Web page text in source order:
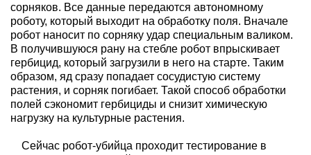
сорняков. Все данные передаются автономному
роботу, который выходит на обработку поля. Вначале
робот наносит по сорняку удар специальным валиком.
В получившуюся рану на стебле робот впрыскивает
гербицид, который загрузили в него на старте. Таким
образом, яд сразу попадает сосудистую систему
растения, и сорняк погибает. Такой способ обработки
полей сэкономит гербициды и снизит химическую
нагрузку на культурные растения.
Сейчас робот-убийца проходит тестирование в